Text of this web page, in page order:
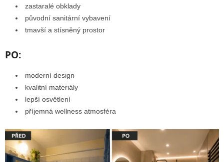
zastaralé obklady
původní sanitární vybavení
tmavší a stísněný prostor
PO:
moderní design
kvalitní materiály
lepší osvětlení
příjemná wellness atmosféra